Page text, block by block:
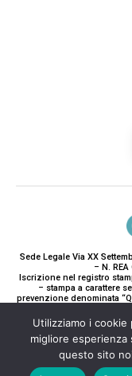
Sede Legale Via XX
– N.
Iscrizione nel registro
– stampa a carattere
prevenzione denominata
Paola Gavarone.
Utilizziamo i
migliore
questo sito